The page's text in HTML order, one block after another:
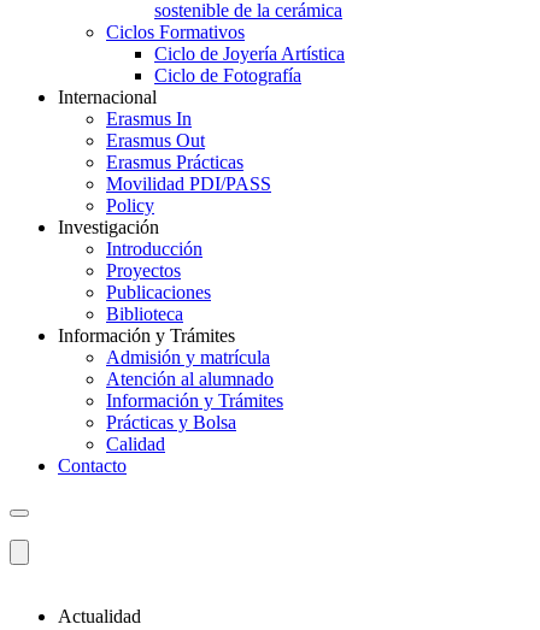
sostenible de la cerámica
Ciclos Formativos
Ciclo de Joyería Artística
Ciclo de Fotografía
Internacional
Erasmus In
Erasmus Out
Erasmus Prácticas
Movilidad PDI/PASS
Policy
Investigación
Introducción
Proyectos
Publicaciones
Biblioteca
Información y Trámites
Admisión y matrícula
Atención al alumnado
Información y Trámites
Prácticas y Bolsa
Calidad
Contacto
Actualidad